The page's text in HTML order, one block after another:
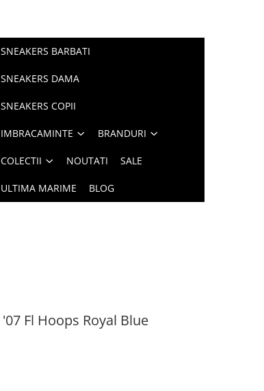
SNEAKERS BARBATI
SNEAKERS DAMA
SNEAKERS COPII
IMBRACAMINTE BRANDURI
COLECTII NOUTATI SALE
ULTIMA MARIME BLOG
Fl Hoops Royal Blue